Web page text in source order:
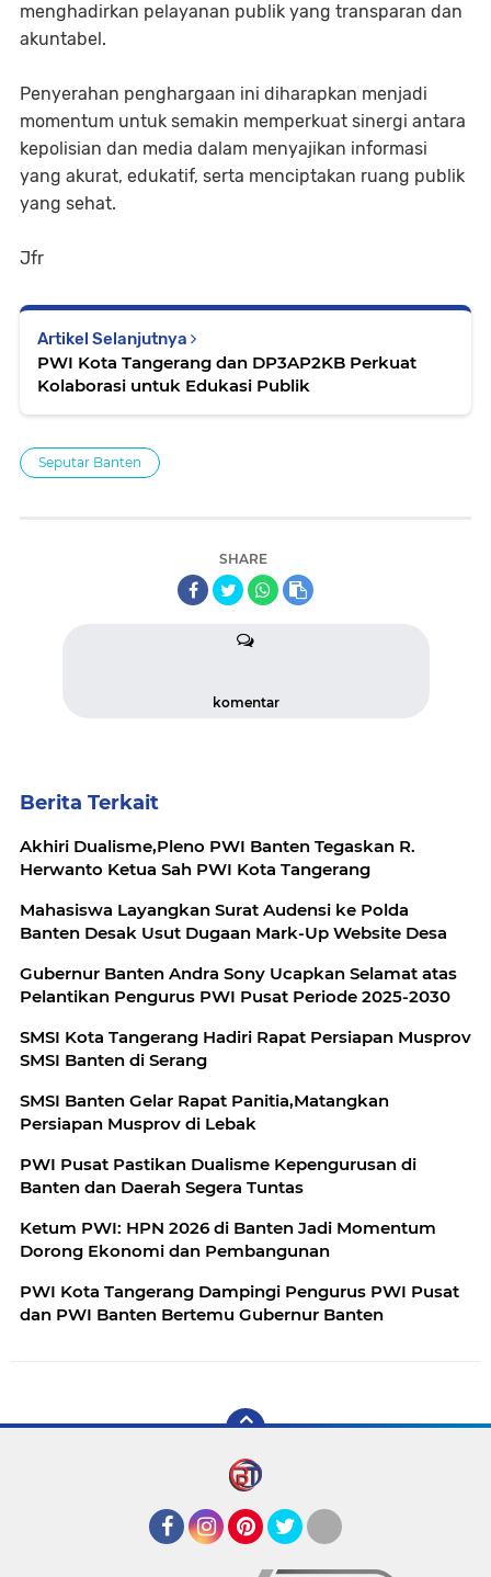
menghadirkan pelayanan publik yang transparan dan
akuntabel.
Penyerahan penghargaan ini diharapkan menjadi
momentum untuk semakin memperkuat sinergi antara
kepolisian dan media dalam menyajikan informasi
yang akurat, edukatif, serta menciptakan ruang publik
yang sehat.
Jfr
Artikel Selanjutnya
PWI Kota Tangerang dan DP3AP2KB Perkuat
Kolaborasi untuk Edukasi Publik
Seputar Banten
SHARE
komentar
Berita Terkait
Akhiri Dualisme,Pleno PWI Banten Tegaskan R.
Herwanto Ketua Sah PWI Kota Tangerang
Mahasiswa Layangkan Surat Audensi ke Polda
Banten Desak Usut Dugaan Mark-Up Website Desa
Gubernur Banten Andra Sony Ucapkan Selamat atas
Pelantikan Pengurus PWI Pusat Periode 2025-2030
SMSI Kota Tangerang Hadiri Rapat Persiapan Musprov
SMSI Banten di Serang
SMSI Banten Gelar Rapat Panitia,Matangkan
Persiapan Musprov di Lebak
PWI Pusat Pastikan Dualisme Kepengurusan di
Banten dan Daerah Segera Tuntas
Ketum PWI: HPN 2026 di Banten Jadi Momentum
Dorong Ekonomi dan Pembangunan
PWI Kota Tangerang Dampingi Pengurus PWI Pusat
dan PWI Banten Bertemu Gubernur Banten